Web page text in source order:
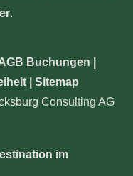
.
Buchungen
| Sitemap
Consulting AG
im